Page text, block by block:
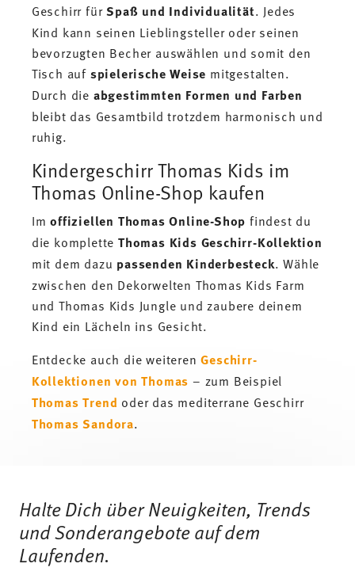
Geschirr fürSpaß und Individualität. Jedes
Kind kann seinen Lieblingsteller oder seinen
bevorzugten Becher auswählen und somit den
Tisch auf spielerische Weise mitgestalten.
Durch die abgestimmten Formen und Farben
bleibt das Gesamtbild trotzdem harmonisch und
ruhig.
Kindergeschirr Thomas Kids im
Thomas Online-Shop kaufen
Imoffiziellen Thomas Online-Shop findest du
die kompletteThomas Kids Geschirr-Kollektion
mit dem dazu passenden Kinderbesteck. Wähle
zwischen den Dekorwelten Thomas Kids Farm
und Thomas Kids Jungle und zaubere deinem
Kind ein Lächeln ins Gesicht.
Entdecke auch die weiterenGeschirr-
Kollektionen von Thomas – zum Beispiel
Thomas Trend oder das mediterrane Geschirr
Thomas Sandora.
Halte Dich über Neuigkeiten, Trends
und Sonderangebote auf dem
Laufenden.